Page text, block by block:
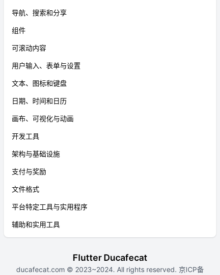
导航、搜索和分享
组件
可滚动内容
用户输入、表单与设置
文本、图标和键盘
日期、时间和日历
画布、可视化与动画
开发工具
架构与基础设施
支付与奖励
文件格式
平台特定工具与实用程序
辅助和实用工具
Flutter Ducafecat
ducafecat.com © 2023~2024. All rights reserved. 京ICP备